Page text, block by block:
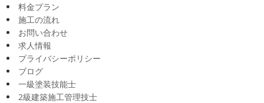
料金プラン
施工の流れ
お問い合わせ
求人情報
プライバシーポリシー
ブログ
一級塗装技能士
2級建築施工管理技士